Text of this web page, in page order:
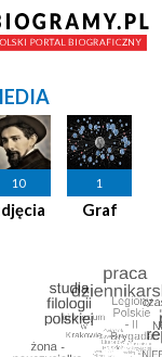
10 1
Graf